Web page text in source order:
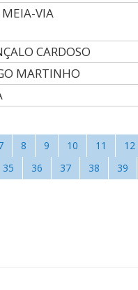
MEIA-VIA
CARDOSO
MARTINHO
8 9 10 11 12
35 36 37 38 39